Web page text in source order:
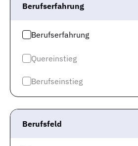
Berufserfahrung
Berufserfahrung
Quereinstieg
Berufseinstieg
Berufsfeld